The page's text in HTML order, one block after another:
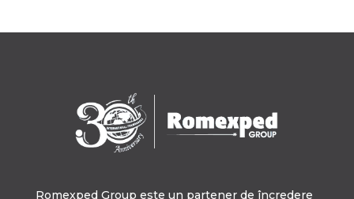
Romexped Group este un partener de încredere